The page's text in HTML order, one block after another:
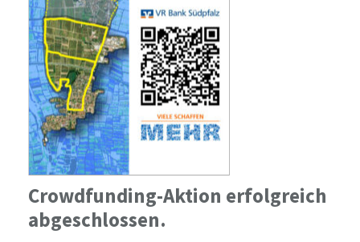
Crowdfunding-Aktion erfolgreich
abgeschlossen.